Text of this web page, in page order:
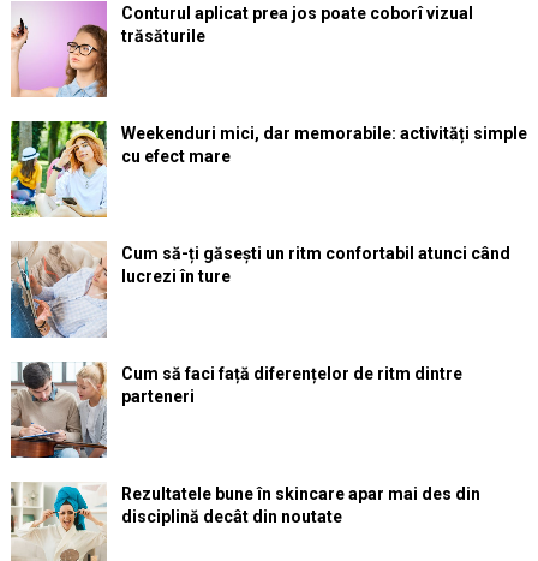
Conturul aplicat prea jos poate coborî vizual
trăsăturile
Weekenduri mici, dar memorabile: activități simple
cu efect mare
Cum să-ți găsești un ritm confortabil atunci când
lucrezi în ture
Cum să faci față diferențelor de ritm dintre
parteneri
Rezultatele bune în skincare apar mai des din
disciplină decât din noutate